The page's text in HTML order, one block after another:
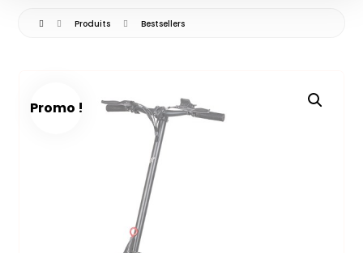
Produits Bestsellers
Promo !